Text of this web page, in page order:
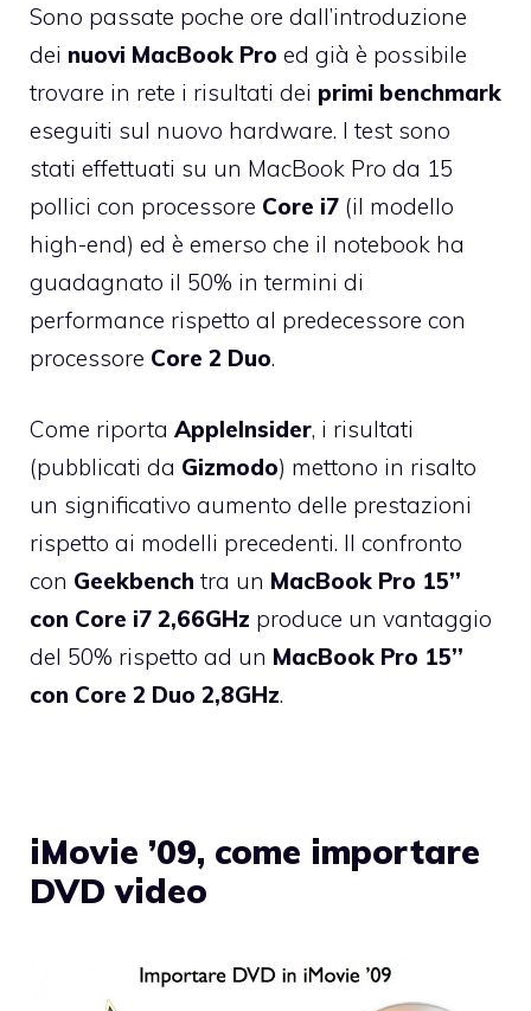
Sono passate poche ore dall’introduzione
dei nuovi MacBook Pro ed già è possibile
trovare in rete i risultati dei primi benchmark
eseguiti sul nuovo hardware. I test sono
stati effettuati su un MacBook Pro da 15
pollici con processore Core i7 (il modello
high-end) ed è emerso che il notebook ha
guadagnato il 50% in termini di
performance rispetto al predecessore con
processore Core 2 Duo.
Come riporta AppleInsider, i risultati
(pubblicati da Gizmodo) mettono in risalto
un significativo aumento delle prestazioni
rispetto ai modelli precedenti. Il confronto
con Geekbench tra un MacBook Pro 15’’
con Core i7 2,66GHz produce un vantaggio
del 50% rispetto ad un MacBook Pro 15’’
con Core 2 Duo 2,8GHz.
iMovie ’09, come importare
DVD video